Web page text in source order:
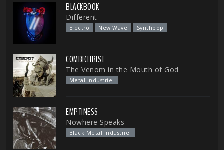
BLACKBOOK
Different
Electro New Wave Synthpop
COMBICHRIST
The Venom in the Mouth of God
Metal Industriel
EMPTINESS
Nowhere Speaks
Black Metal Industriel